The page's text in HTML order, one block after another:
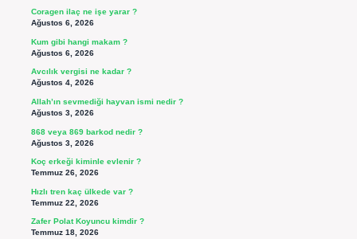
Coragen ilaç ne işe yarar ?
Ağustos 6, 2026
Kum gibi hangi makam ?
Ağustos 6, 2026
Avcılık vergisi ne kadar ?
Ağustos 4, 2026
Allah’ın sevmediği hayvan ismi nedir ?
Ağustos 3, 2026
868 veya 869 barkod nedir ?
Ağustos 3, 2026
Koç erkeği kiminle evlenir ?
Temmuz 26, 2026
Hızlı tren kaç ülkede var ?
Temmuz 22, 2026
Zafer Polat Koyuncu kimdir ?
Temmuz 18, 2026